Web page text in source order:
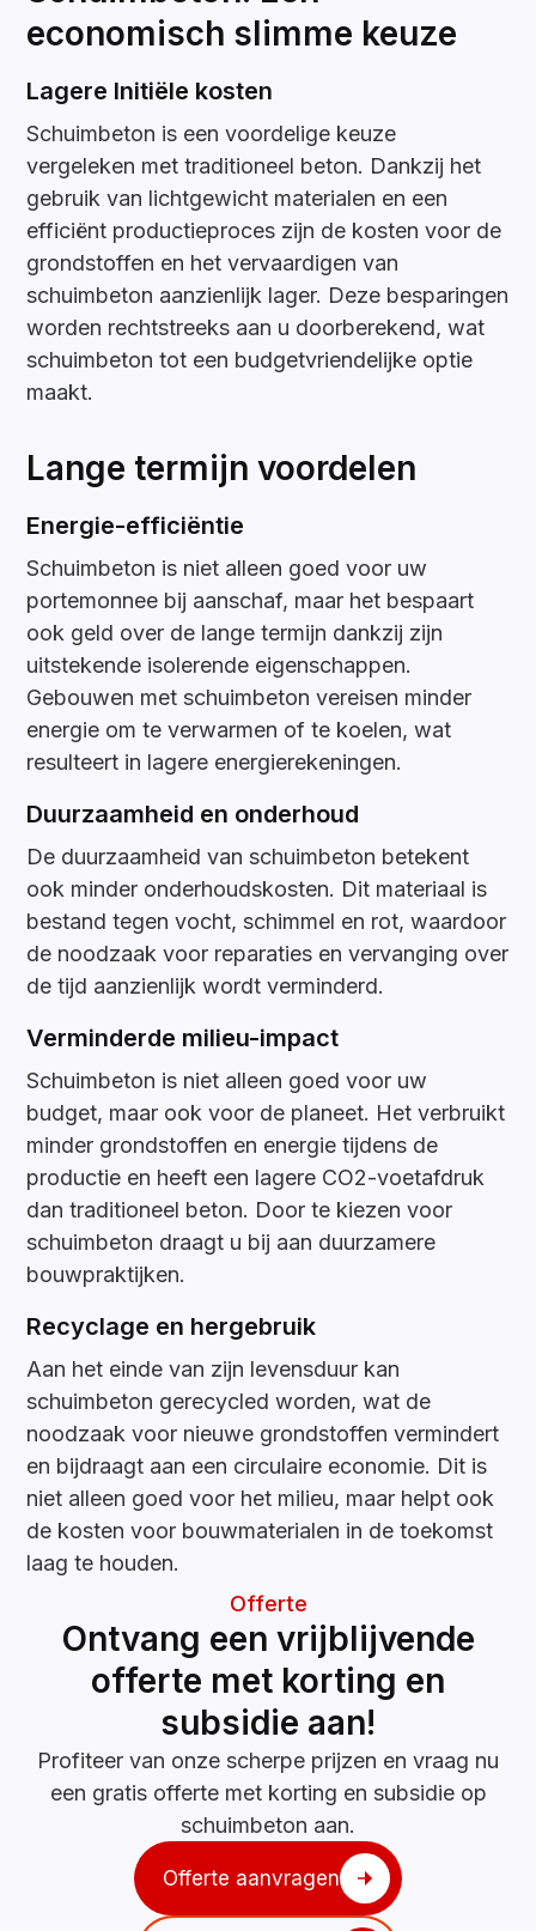
economisch slimme keuze
Lagere Initiële kosten
Schuimbeton is een voordelige keuze
vergeleken met traditioneel beton. Dankzij het
gebruik van lichtgewicht materialen en een
efficiënt productieproces zijn de kosten voor de
grondstoffen en het vervaardigen van
schuimbeton aanzienlijk lager. Deze besparingen
worden rechtstreeks aan u doorberekend, wat
schuimbeton tot een budgetvriendelijke optie
maakt.
Lange termijn voordelen
Energie-efficiëntie
Schuimbeton is niet alleen goed voor uw
portemonnee bij aanschaf, maar het bespaart
ook geld over de lange termijn dankzij zijn
uitstekende isolerende eigenschappen.
Gebouwen met schuimbeton vereisen minder
energie om te verwarmen of te koelen, wat
resulteert in lagere energierekeningen.
Duurzaamheid en onderhoud
De duurzaamheid van schuimbeton betekent
ook minder onderhoudskosten. Dit materiaal is
bestand tegen vocht, schimmel en rot, waardoor
de noodzaak voor reparaties en vervanging over
de tijd aanzienlijk wordt verminderd.
Verminderde milieu-impact
Schuimbeton is niet alleen goed voor uw
budget, maar ook voor de planeet. Het verbruikt
minder grondstoffen en energie tijdens de
productie en heeft een lagere CO2-voetafdruk
dan traditioneel beton. Door te kiezen voor
schuimbeton draagt u bij aan duurzamere
bouwpraktijken.
Recyclage en hergebruik
Aan het einde van zijn levensduur kan
schuimbeton gerecycled worden, wat de
noodzaak voor nieuwe grondstoffen vermindert
en bijdraagt aan een circulaire economie. Dit is
niet alleen goed voor het milieu, maar helpt ook
de kosten voor bouwmaterialen in de toekomst
laag te houden.
Offerte
Ontvang een vrijblijvende
offerte met korting en
subsidie aan!
Profiteer van onze scherpe prijzen en vraag nu
een gratis offerte met korting en subsidie op
schuimbeton aan.
Offerte aanvragen